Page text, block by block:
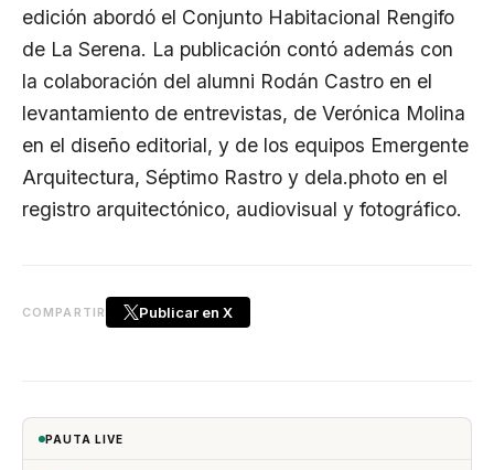
edición abordó el Conjunto Habitacional Rengifo
de La Serena. La publicación contó además con
la colaboración del alumni Rodán Castro en el
levantamiento de entrevistas, de Verónica Molina
en el diseño editorial, y de los equipos Emergente
Arquitectura, Séptimo Rastro y dela.photo en el
registro arquitectónico, audiovisual y fotográfico.
COMPARTIR Publicar en X
PAUTA LIVE